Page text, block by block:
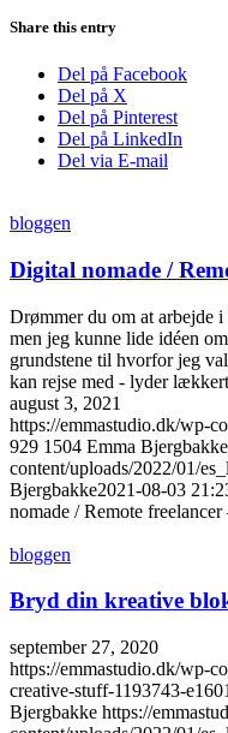
Share this entry
Del på Facebook
Del på X
Del på Pinterest
Del på LinkedIn
Del via E-mail
bloggen
Digital nomade /
Drømmer du om at arbejde
men jeg kunne lide idéen
grundstene til hvorfor jeg
kan rejse med - lyder
august 3, 2021
https://emmastudio.dk/wp-
929 1504 Emma Bjergbakke
content/uploads/2022/01/
Bjergbakke2021-08-03
nomade / Remote
bloggen
Bryd din kreative
september 27, 2020
https://emmastudio.dk/wp-
creative-stuff-1193743-
Bjergbakke https://